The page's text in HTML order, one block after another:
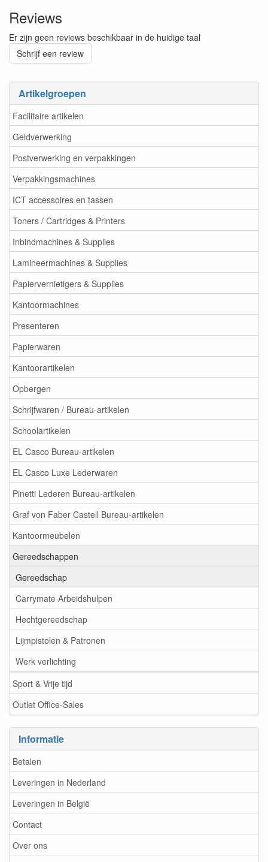
Artikelgroepen
Facilitaire artikelen
Geldverwerking
Postverwerking en verpakkingen
Verpakkingsmachines
ICT accessoires en tassen
Toners / Cartridges & Printers
Inbindmachines & Supplies
Lamineermachines & Supplies
Papiervernietigers & Supplies
Kantoormachines
Presenteren
Papierwaren
Kantoorartikelen
Opbergen
Schrijfwaren / Bureau-artikelen
Schoolartikelen
EL Casco Bureau-artikelen
EL Casco Luxe Lederwaren
Pinetti Lederen Bureau-artikelen
Graf von Faber Castell Bureau-artikelen
Kantoormeubelen
Gereedschappen
Gereedschap
Carrymate Arbeidshulpen
Hechtgereedschap
Lijmpistolen & Patronen
Werk verlichting
Sport & Vrije tijd
Outlet Office-Sales
Informatie
Betalen
Leveringen in Nederland
Leveringen in België
Contact
Over ons
Reviews
Er zijn geen reviews beschikbaar in de huidige taal
Schrijf een review